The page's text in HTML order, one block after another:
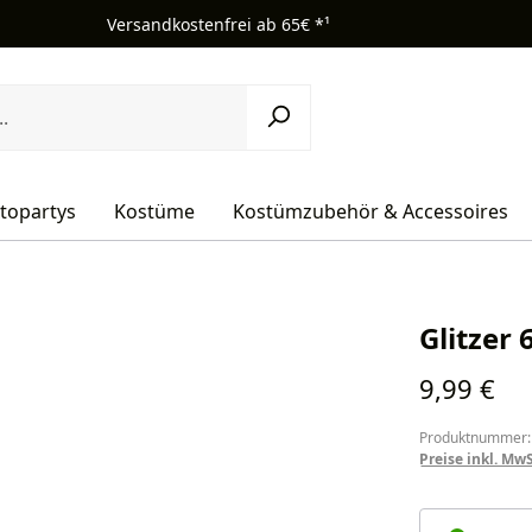
Versandkostenfrei ab 65€ *¹
Kostüme Kostümzubehör & Accessoires
Glitzer
Regulärer
9,99 €
Preise inkl.